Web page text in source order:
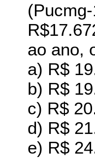
ao ano,
a) R$
b) R$
c) R$
d) R$
e) R$